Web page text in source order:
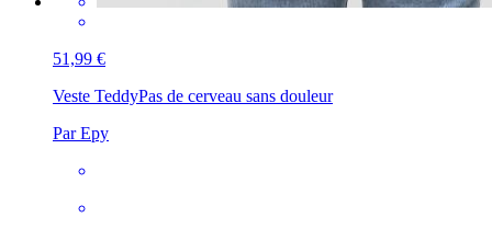
51,99 €
Veste TeddyPas de cerveau sans douleur
Par Epy